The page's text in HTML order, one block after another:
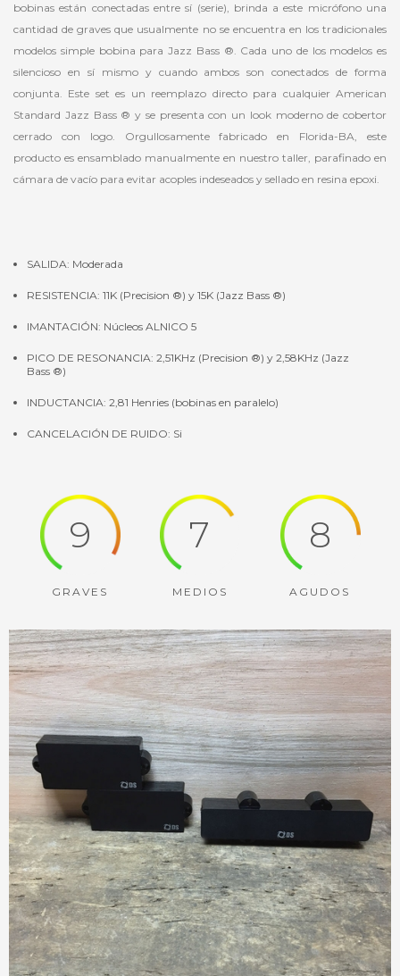
bobinas están conectadas entre sí (serie), brinda a este micrófono una
cantidad de graves que usualmente no se encuentra en los tradicionales
modelos simple bobina para Jazz Bass ®. Cada uno de los modelos es
silencioso en sí mismo y cuando ambos son conectados de forma
conjunta. Este set es un reemplazo directo para cualquier American
Standard Jazz Bass ® y se presenta con un look moderno de cobertor
cerrado con logo. Orgullosamente fabricado en Florida-BA, este
producto es ensamblado manualmente en nuestro taller, parafinado en
cámara de vacío para evitar acoples indeseados y sellado en resina epoxi.
SALIDA: Moderada
RESISTENCIA: 11K (Precision ®) y 15K (Jazz Bass ®)
IMANTACIÓN: Núcleos ALNICO 5
PICO DE RESONANCIA: 2,51KHz (Precision ®) y 2,58KHz (Jazz
Bass ®)
INDUCTANCIA: 2,81 Henries (bobinas en paralelo)
CANCELACIÓN DE RUIDO: Si
9
GRAVES
7
MEDIOS
8
AGUDOS